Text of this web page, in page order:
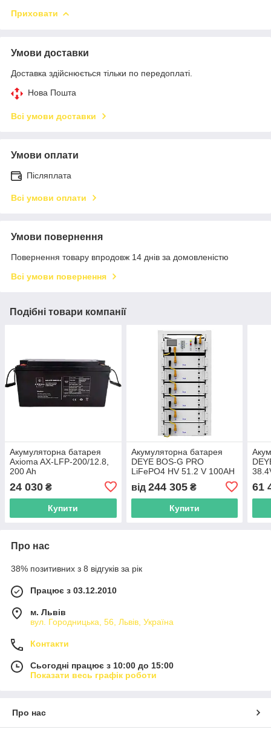
Приховати
Умови доставки
Доставка здійснюється тільки по передоплаті.
Нова Пошта
Всі умови доставки
Умови оплати
Післяплата
Всі умови оплати
Умови повернення
Повернення товару впродовж 14 днів за домовленістю
Всі умови повернення
Подібні товари компанії
Акумуляторна батарея
Axioma AX-LFP-200/12.8,
200 Ah
24 030 ₴
Купити
Акумуляторна батарея
DEYE BOS-G PRO
LiFePO4 HV 51.2 V 100AH
5.12 kWh | високовольтова
збірка
від 244 305₴
Купити
61
Про нас
38% позитивних з 8 відгуків за рік
Працює з 03.12.2010
м. Львів
вул. Городницька, 56, Львів, Україна
Контакти
Сьогодні працює з 10:00 до 15:00
Показати весь графік роботи
Про нас